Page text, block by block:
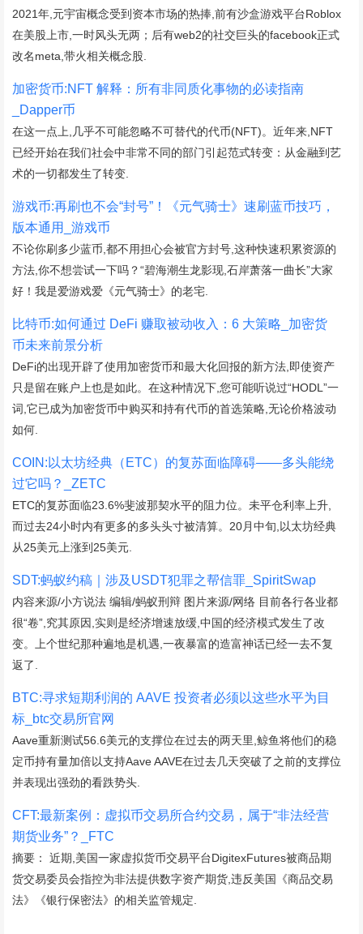
2021年,元宇宙概念受到资本市场的热捧,前有沙盒游戏平台Roblox
在美股上市,一时风头无两；后有web2的社交巨头的facebook正式
改名meta,带火相关概念股.
加密货币:NFT 解释：所有非同质化事物的必读指南
_Dapper币
在这一点上,几乎不可能忽略不可替代的代币(NFT)。近年来,NFT
已经开始在我们社会中非常不同的部门引起范式转变：从金融到艺
术的一切都发生了转变.
游戏币:再刷也不会“封号”！《元气骑士》速刷蓝币技巧，
版本通用_游戏币
不论你刷多少蓝币,都不用担心会被官方封号,这种快速积累资源的
方法,你不想尝试一下吗？“碧海潮生龙影现,石岸萧落一曲长”大家
好！我是爱游戏爱《元气骑士》的老宅.
比特币:如何通过 DeFi 赚取被动收入：6 大策略_加密货
币未来前景分析
DeFi的出现开辟了使用加密货币和最大化回报的新方法,即使资产
只是留在账户上也是如此。在这种情况下,您可能听说过“HODL”一
词,它已成为加密货币中购买和持有代币的首选策略,无论价格波动
如何.
COIN:以太坊经典（ETC）的复苏面临障碍——多头能绕
过它吗？_ZETC
ETC的复苏面临23.6%斐波那契水平的阻力位。未平仓利率上升,
而过去24小时内有更多的多头头寸被清算。20月中旬,以太坊经典
从25美元上涨到25美元.
SDT:蚂蚁约稿｜涉及USDT犯罪之帮信罪_SpiritSwap
内容来源/小方说法 编辑/蚂蚁刑辩 图片来源/网络 目前各行各业都
很“卷”,究其原因,实则是经济增速放缓,中国的经济模式发生了改
变。上个世纪那种遍地是机遇,一夜暴富的造富神话已经一去不复
返了.
BTC:寻求短期利润的 AAVE 投资者必须以这些水平为目
标_btc交易所官网
Aave重新测试56.6美元的支撑位在过去的两天里,鲸鱼将他们的稳
定币持有量加倍以支持Aave AAVE在过去几天突破了之前的支撑位
并表现出强劲的看跌势头.
CFT:最新案例：虚拟币交易所合约交易，属于“非法经营
期货业务”？_FTC
摘要： 近期,美国一家虚拟货币交易平台DigitexFutures被商品期
货交易委员会指控为非法提供数字资产期货,违反美国《商品交易
法》《银行保密法》的相关监管规定.